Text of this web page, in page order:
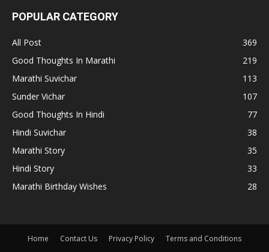
POPULAR CATEGORY
All Post
369
Good Thoughts In Marathi
219
Marathi Suvichar
113
Sunder Vichar
107
Good Thoughts In Hindi
77
Hindi Suvichar
38
Marathi Story
35
Hindi Story
33
Marathi Birthday Wishes
28
Home Contact Us Privacy Policy Terms and Conditions